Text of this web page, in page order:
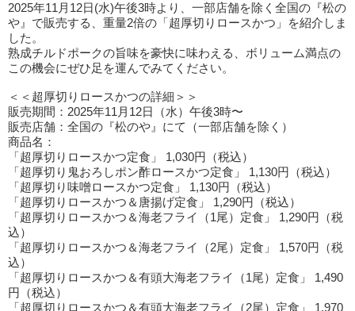
2025年11月12日(水)午後3時より、一部店舗を除く全国の『松の
や』で販売する、重量2倍の「超厚切りロースかつ」を紹介しま
した。
熟成チルドポークの旨味を豪快に味わえる、ボリューム満点の
この機会にぜひ足を運んでみてください。
＜＜超厚切りロースかつの詳細＞＞
販売期間：2025年11月12日（水）午後3時〜
販売店舗：全国の『松のや』にて（一部店舗を除く）
商品名：
「超厚切りロースかつ定食」 1,030円（税込）
「超厚切り鬼おろしポン酢ロースかつ定食」 1,130円（税込）
「超厚切り味噌ロースかつ定食」 1,130円（税込）
「超厚切りロースかつ＆唐揚げ定食」 1,290円（税込）
「超厚切りロースかつ＆海老フライ（1尾）定食」 1,290円（税
込）
「超厚切りロースかつ＆海老フライ（2尾）定食」 1,570円（税
込）
「超厚切りロースかつ＆有頭大海老フライ（1尾）定食」 1,490
円（税込）
「超厚切りロースかつ＆有頭大海老フライ（2尾）定食」 1,970